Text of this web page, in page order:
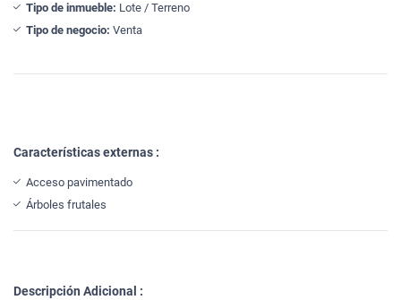
Tipo de inmueble: Lote / Terreno
Tipo de negocio: Venta
Características externas :
Acceso pavimentado
Árboles frutales
Descripción Adicional :